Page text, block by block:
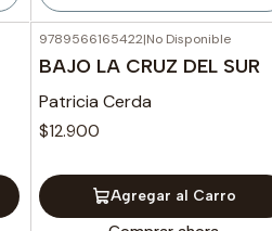
9789566165422|No Disponible
BAJO LA CRUZ DEL SUR
Patricia Cerda
$12.900
Agregar al Carro